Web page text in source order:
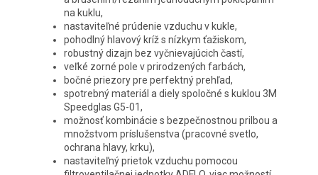
na kuklu,
nastaviteľné prúdenie vzduchu v kukle,
pohodlný hlavový kríž s nízkym ťažiskom,
robustný dizajn bez vyčnievajúcich častí,
veľké zorné pole v prirodzených farbách,
bočné priezory pre perfektný prehľad,
spotrebný materiál a diely spoločné s kuklou 3M
Speedglas G5-01,
možnosť kombinácie s bezpečnostnou prilbou a
množstvom príslušenstva (pracovné svetlo,
ochrana hlavy, krku),
nastaviteľný prietok vzduchu pomocou